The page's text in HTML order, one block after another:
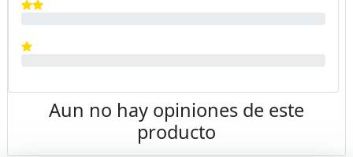
Aun no hay opiniones de este
producto